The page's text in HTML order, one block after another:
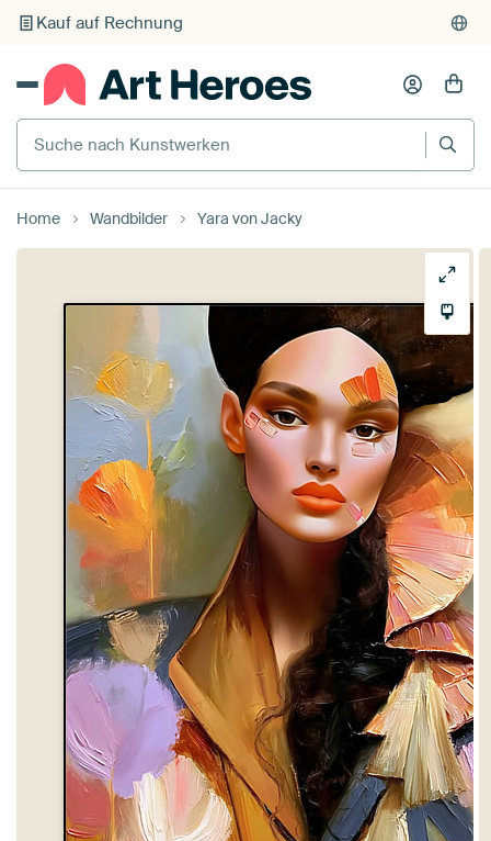
Individueller Druck auf Bestellung
Suche nach Kunstwerken
Home Wandbilder Yara von Jacky